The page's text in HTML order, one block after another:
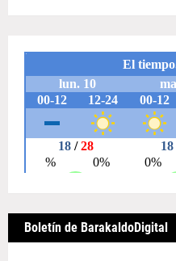
Boletín de BarakaldoDigital